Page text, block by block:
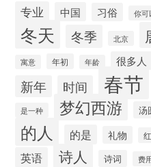
专业 中国 习俗 你可
冬天 冬季 北京
寓意 年初 年龄 很多人
新年 时间 春节
是一种 梦幻西游 汤
的人 的是 礼物
英语 诗人 诗词 费